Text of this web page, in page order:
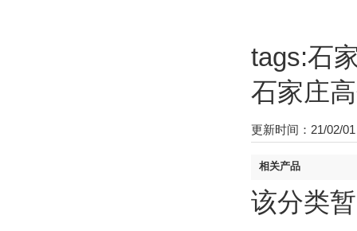
tags:石
石家庄
更新时间：21/02/
相关产品
该分类